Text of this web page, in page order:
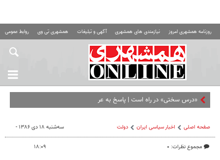
روزنامه همشهری امروز نیازمندی های همشهری آگهی و تبلیغات همشهری تی وی روابط عمومی
«درس سختی» در راه است | پاسخ به عربستان حتمی اس
صفحه اصلی اخبار سیاسی ایران دولت
مجموع نظرات: ۰
سه‌شنبه ۱۸ دی ۱۳۸۶ -
۱۸:۰۹